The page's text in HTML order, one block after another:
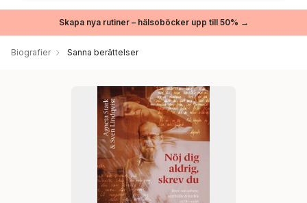
Skapa nya rutiner – hälsoböcker upp till 50% →
Biografier Sanna berättelser